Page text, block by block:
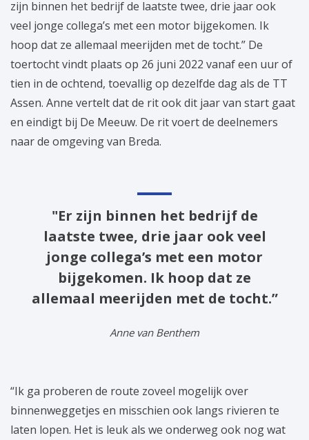
zijn binnen het bedrijf de laatste twee, drie jaar ook
veel jonge collega’s met een motor bijgekomen. Ik
hoop dat ze allemaal meerijden met de tocht.” De
toertocht vindt plaats op 26 juni 2022 vanaf een uur of
tien in de ochtend, toevallig op dezelfde dag als de TT
Assen. Anne vertelt dat de rit ook dit jaar van start gaat
en eindigt bij De Meeuw. De rit voert de deelnemers
naar de omgeving van Breda.
"Er zijn binnen het bedrijf de
laatste twee, drie jaar ook veel
jonge collega’s met een motor
bijgekomen. Ik hoop dat ze
allemaal meerijden met de tocht.”
Anne van Benthem
“Ik ga proberen de route zoveel mogelijk over
binnenweggetjes en misschien ook langs rivieren te
laten lopen. Het is leuk als we onderweg ook nog wat